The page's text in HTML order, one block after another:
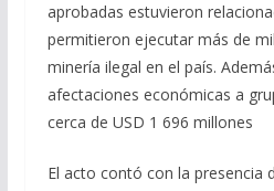
aprobadas estuvieron
permitieron ejecutar más de
minería ilegal en el país.
afectaciones económicas a
cerca de USD 1 696 millones
El acto contó con la presencia